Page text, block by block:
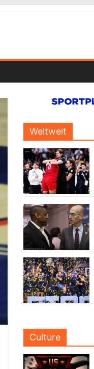
Weltweit
Culture